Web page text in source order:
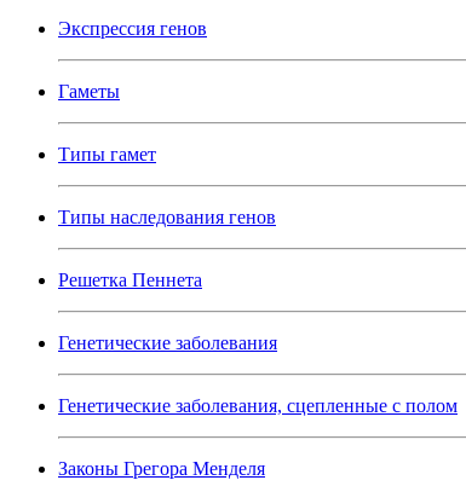
Экспрессия генов
Гаметы
Типы гамет
Типы наследования генов
Решетка Пеннета
Генетические заболевания
Генетические заболевания, сцепленные с полом
Законы Грегора Менделя